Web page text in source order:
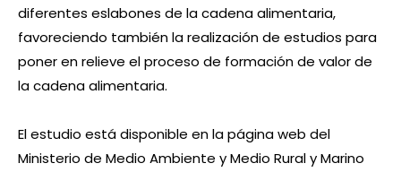
diferentes eslabones de la cadena alimentaria,
favoreciendo también la realización de estudios para
poner en relieve el proceso de formación de valor de
la cadena alimentaria.
El estudio está disponible en la página web del
Ministerio de Medio Ambiente y Medio Rural y Marino